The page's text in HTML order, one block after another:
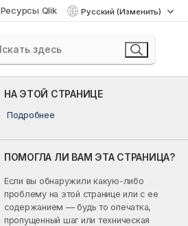
Ресурсы Qlik Русский (Изменить)
НА ЭТОЙ СТРАНИЦЕ
Подробнее
ПОМОГЛА ЛИ ВАМ ЭТА СТРАНИЦА?
Если вы обнаружили какую-либо
проблему на этой странице или с ее
содержанием — будь то опечатка,
пропущенный шаг или техническая